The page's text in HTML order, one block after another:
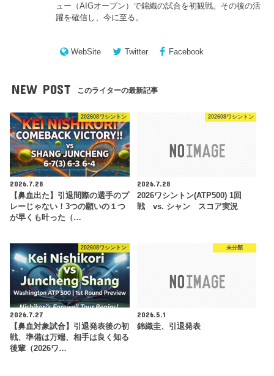
ュー（AIGオープン）で錦織の試合を初観戦。その後の活
躍を確信し、今に至る。
WebSite Twitter Facebook
NEW POST このライターの最新記事
202608ワシントン
2026.7.28
【鼻血出た】引退間際の選手のプ
レーじゃない！3つの願いの１つ
が早くも叶った（…
202608ワシントン
2026.7.28
2026ワシントン(ATP500) 1回
戦 vs. シャン スコア実況
202608ワシントン
2026.7.27
【鼻血対象試合】引退発表後の初
戦、準備は万端、相手は良く知る
後輩（2026ワ…
未分類
2026.5.1
錦織圭、引退発表